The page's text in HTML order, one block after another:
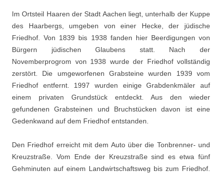
Im Ortsteil Haaren der Stadt Aachen liegt, unterhalb der Kuppe
des Haarbergs, umgeben von einer Hecke, der jüdische
Friedhof. Von 1839 bis 1938 fanden hier Beerdigungen von
Bürgern jüdischen Glaubens statt. Nach der
Novemberprogrom von 1938 wurde der Friedhof vollständig
zerstört. Die umgeworfenen Grabsteine wurden 1939 vom
Friedhof entfernt. 1997 wurden einige Grabdenkmäler auf
einem privaten Grundstück entdeckt. Aus den wieder
gefundenen Grabsteinen und Bruchstücken davon ist eine
Gedenkwand auf dem Friedhof entstanden.
Den Friedhof erreicht mit dem Auto über die Tonbrenner- und
Kreuzstraße. Vom Ende der Kreuzstraße sind es etwa fünf
Gehminuten auf einem Landwirtschaftsweg bis zum Friedhof.